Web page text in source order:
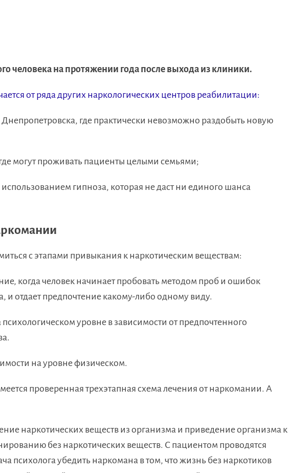
человека на протяжении года после выхода из клиники.
от ряда других наркологических центров реабилитации:
Днепропетровска, где практически невозможно раздобыть новую
могут проживать пациенты целыми семьями;
гипноза, которая не даст ни единого шанса
с этапами привыкания к наркотическим веществам:
когда человек начинает пробовать методом проб и ошибок
и отдает предпочтение какому-либо одному виду.
уровне в зависимости от предпочтенного
на уровне физическом.
проверенная трехэтапная схема лечения от наркомании. А
наркотических веществ из организма и приведение организма к
без наркотических веществ. С пациентом проводятся
психолога убедить наркомана в том, что жизнь без наркотиков